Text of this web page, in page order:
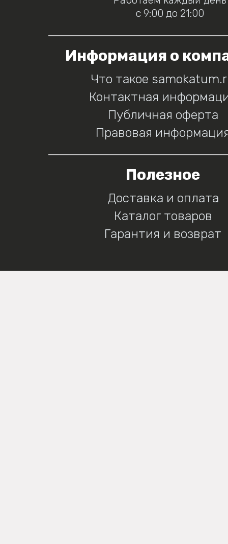
с 9:00 до 21:00
Информация о
Что такое
Контактная
Публичная оферта
Правовая
Полезное
Доставка и оплата
Каталог товаров
Гарантия и возврат